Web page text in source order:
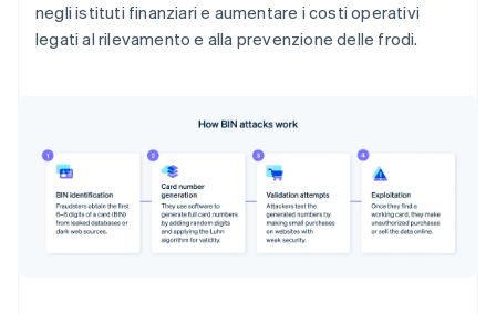
negli istituti finanziari e aumentare i costi operativi
legati al rilevamento e alla prevenzione delle frodi.